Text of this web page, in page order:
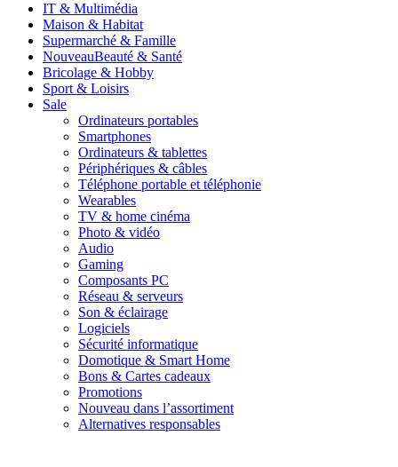
IT & Multimédia
Maison & Habitat
Supermarché & Famille
NouveauBeauté & Santé
Bricolage & Hobby
Sport & Loisirs
Sale
Ordinateurs portables
Smartphones
Ordinateurs & tablettes
Périphériques & câbles
Téléphone portable et téléphonie
Wearables
TV & home cinéma
Photo & vidéo
Audio
Gaming
Composants PC
Réseau & serveurs
Son & éclairage
Logiciels
Sécurité informatique
Domotique & Smart Home
Bons & Cartes cadeaux
Promotions
Nouveau dans l’assortiment
Alternatives responsables